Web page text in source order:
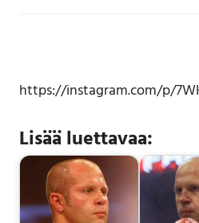
https://instagram.com/p/
Lisää luettavaa: